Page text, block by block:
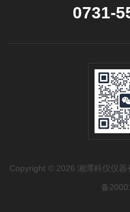
0731-
Copyright © 2026 湘潭科仪仪
备